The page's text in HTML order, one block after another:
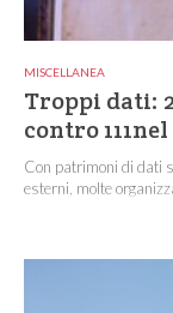
MISCELLANEA
Troppi dati:
contro
Con patrimoni di dati
esterni, molte